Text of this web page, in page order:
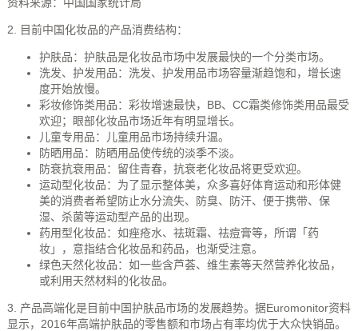
2. 目前中国化妆品的产品消费结构：
护肤品：护肤品是化妆品市场中发展最快的一个分类市场。
洗发、护发用品：洗发、护发用品市场容量渐趋饱和，增长速
度开始放慢。
彩妆修饰类用品：彩妆增速最快，BB、CC霜类修饰类用品最受
欢迎；眼部化妆品市场近年有明显增长。
儿童专用品：儿童用品市场持续升温。
防晒用品：防晒用品使传统的淡季不淡。
防衰抗衰用品：留住青春，抗衰老化妆品将更受欢迎。
运动型化妆品：为了显示整体美，众多喜好体育运动和形体健
美的消费者希望防止水分流失、防臭、防汗、便于携带、保
湿、杀菌等运动型产品的出现。
药用型化妆品：如痤疮水、祛斑霜、祛痘膏等，所谓「药
妆」，意指结合化妆品和药品，也渐受注意。
绿色天然化妆品：如一些含芦荟、维生素等天然营养化妆品，
或利用天然材料的化妆品。
3. 产品高端化是目前中国护肤品市场的发展趋势。据Euromonitor资料
显示，2016年高端护肤品的零售额和市场占有率均优于大众快销品。